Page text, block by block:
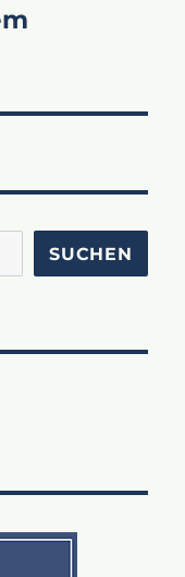
SUCHEN
von Lucky Labrador besuchen!